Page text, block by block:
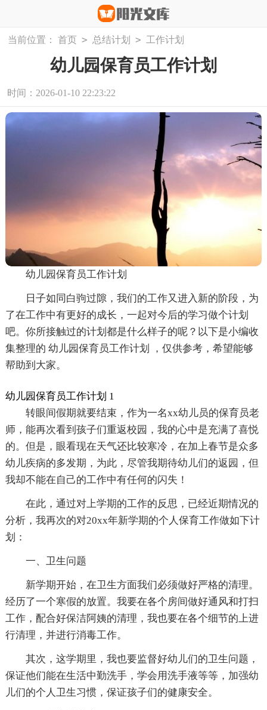
当前位置： 首页 > 总结计划 > 工作计划
幼儿园保育员工作计划
时间：2026-01-10 22:23:22
幼儿园保育员工作计划
日子如同白驹过隙，我们的工作又进入新的阶段，为
了在工作中有更好的成长，一起对今后的学习做个计划
吧。你所接触过的计划都是什么样子的呢？以下是小编收
集整理的 幼儿园保育员工作计划 ，仅供参考，希望能够
帮助到大家。
幼儿园保育员工作计划 1
转眼间假期就要结束，作为一名xx幼儿员的保育员老
师，能再次看到孩子们重返校园，我的心中是充满了喜悦
的。但是，眼看现在天气还比较寒冷，在加上春节是众多
幼儿疾病的多发期，为此，尽管我期待幼儿们的返园，但
我却不能在自己的工作中有任何的闪失！
在此，通过对上学期的工作的反思，已经近期情况的
分析，我再次的对20xx年新学期的个人保育工作做如下计
划：
一、卫生问题
新学期开始，在卫生方面我们必须做好严格的清理。
经历了一个寒假的放置。我要在各个房间做好通风和打扫
工作，配合好保洁阿姨的清理，我也要在各个细节的上进
行清理，并进行消毒工作。
其次，这学期里，我也要监督好幼儿们的卫生问题，
保证他们能在生活中勤洗手，学会用洗手液等等，加强幼
儿们的个人卫生习惯，保证孩子们的健康安全。